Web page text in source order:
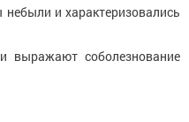
и характеризовались
выражают соболезнование